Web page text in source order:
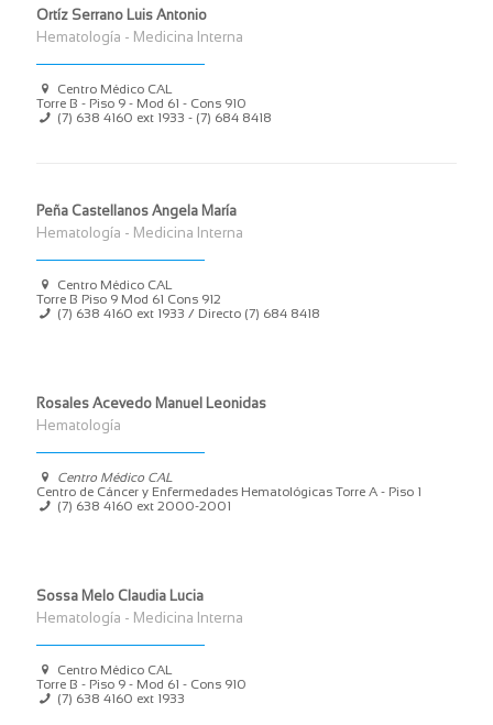
Ortíz Serrano Luis Antonio
Hematología - Medicina Interna
Centro Médico CAL
Torre B - Piso 9 - Mod 61 - Cons 910
(7) 638 4160 ext 1933 - (7) 684 8418
Peña Castellanos Angela María
Hematología - Medicina Interna
Centro Médico CAL
Torre B Piso 9 Mod 61 Cons 912
(7) 638 4160 ext 1933 / Directo (7) 684 8418
Rosales Acevedo Manuel Leonidas
Hematología
Centro Médico CAL
Centro de Cáncer y Enfermedades Hematológicas Torre A - Piso 1
(7) 638 4160 ext 2000-2001
Sossa Melo Claudia Lucia
Hematología - Medicina Interna
Centro Médico CAL
Torre B - Piso 9 - Mod 61 - Cons 910
(7) 638 4160 ext 1933